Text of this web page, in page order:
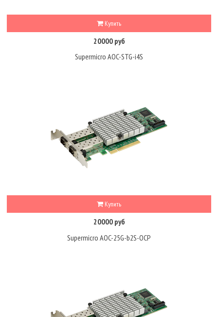
Купить
20000 руб
Supermicro AOC-STG-i4S
Купить
20000 руб
Supermicro AOC-25G-b2S-OCP